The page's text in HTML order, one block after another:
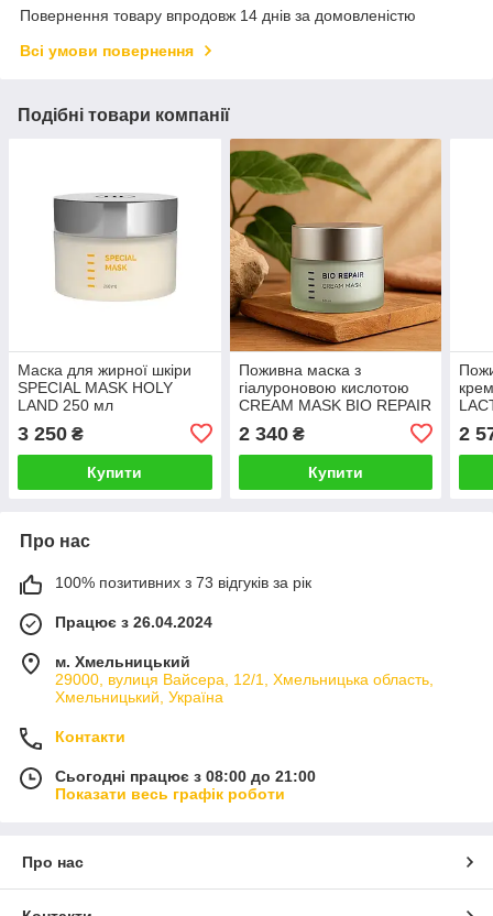
Повернення товару впродовж 14 днів за домовленістю
Всі умови повернення
Подібні товари компанії
Маска для жирної шкіри
SPECIAL MASK HOLY
LAND 250 мл
запалень
3 250 ₴
Купити
Поживна маска з
гіалуроновою кислотою
CREAM MASK BIO REPAIR
відновлення шкіри
обличчя
2 340₴
Купити
2
Про нас
100% позитивних з 73 відгуків за рік
Працює з 26.04.2024
м. Хмельницький
29000, вулиця Вайсера, 12/1, Хмельницька область,
Хмельницький, Україна
Контакти
Сьогодні працює з 08:00 до 21:00
Показати весь графік роботи
Про нас